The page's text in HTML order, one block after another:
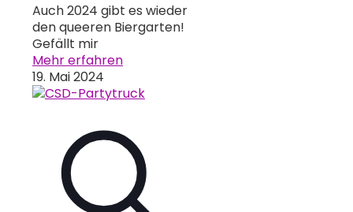
Auch 2024 gibt es wieder
den queeren Biergarten!
Gefällt mir
Mehr erfahren
19. Mai 2024